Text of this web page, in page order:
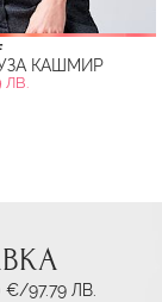
КАШМИР
ЛВ.
97.79 ЛВ.